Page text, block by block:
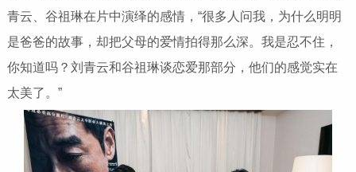
青云、谷祖琳在片中演绎的感情，“很多人问我，为什么明明
是爸爸的故事，却把父母的爱情拍得那么深。我是忍不住，
你知道吗？刘青云和谷祖琳谈恋爱那部分，他们的感觉实在
太美了。”